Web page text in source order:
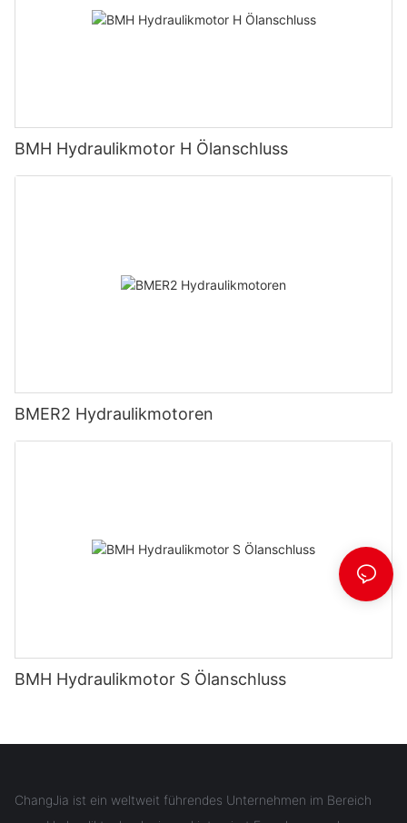
BMH Hydraulikmotor H Ölanschluss
BMER2 Hydraulikmotoren
BMH Hydraulikmotor S Ölanschluss
ChangJia ist ein weltweit führendes Unternehmen im Bereich